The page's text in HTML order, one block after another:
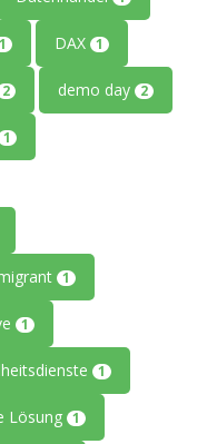
1 DAX 1
2 demo day 2
1
1
1
1
Lösung 1